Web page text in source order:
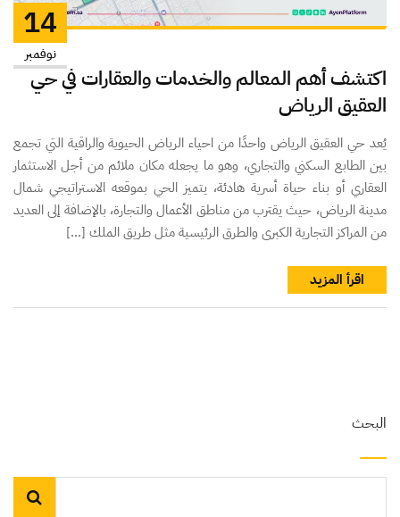
اكتشف أهم المعالم والخدمات والعقارات في حي
العقيق الرياض
يُعد حي العقيق الرياض واحدًا من احياء الرياض الحيوية والراقية التي تجمع
بين الطابع السكني والتجاري، وهو ما يجعله مكان ملائم من أجل الاستثمار
العقاري أو بناء حياة أسرية هادئة، يتميز الحي بموقعه الاستراتيجي شمال
مدينة الرياض، حيث يقترب من مناطق الأعمال والتجارة، بالإضافة إلى العديد
من المراكز التجارية الكبرى والطرق الرئيسية مثل طريق الملك […]
14
نوفمبر
اقرأ المزيد
البحث